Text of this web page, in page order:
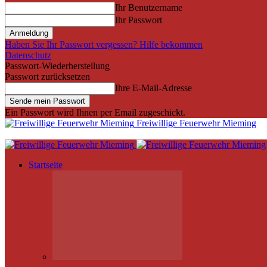
Ihr Benutzername
Ihr Passwort
Haben Sie Ihr Passwort vergessen? Hilfe bekommen
Datenschutz
Passwort-Wiederherstellung
Passwort zurücksetzen
Ihre E-Mail-Adresse
Ein Passwort wird Ihnen per Email zugeschickt.
Freiwillige Feuerwehr Mieming
Startseite